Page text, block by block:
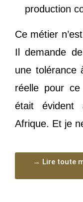
production
Ce métier
Il demande
une tolérance
réelle pour ce
était évident
Afrique. Et je
→ Lire toute